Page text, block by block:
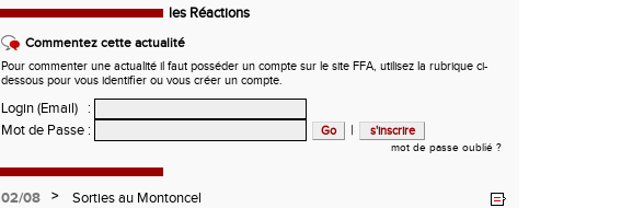
les Réactions
Commentez cette actualité
Pour commenter une actualité il faut posséder un compte sur le site FFA, utilisez la rubrique ci-
dessous pour vous identifier ou vous créer un compte.
Login (Email)
:
Mot de Passe : |
mot de passe oublié ?
02/08 >
Sorties au Montoncel